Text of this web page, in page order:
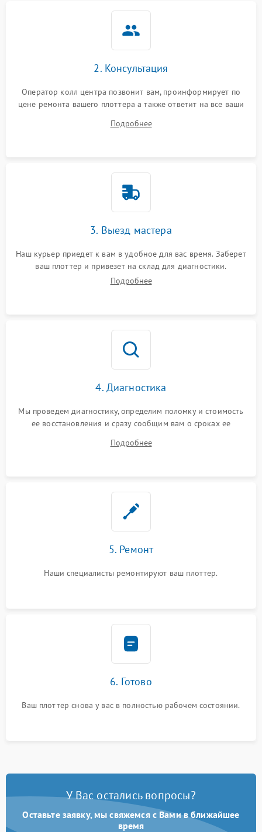
2. Консультация
Оператор колл центра позвонит вам, проинформирует по
цене ремонта вашего плоттера а также ответит на все ваши
Подробнее
3. Выезд мастера
Наш курьер приедет к вам в удобное для вас время. Заберет
ваш плоттер и привезет на склад для диагностики.
Подробнее
4. Диагностика
Мы проведем диагностику, определим поломку и стоимость
ее восстановления и сразу сообщим вам о сроках ее
Подробнее
5. Ремонт
Наши специалисты ремонтируют ваш плоттер.
6. Готово
Ваш плоттер снова у вас в полностью рабочем состоянии.
У Вас остались вопросы?
Оставьте заявку, мы свяжемся с Вами в ближайшее
время